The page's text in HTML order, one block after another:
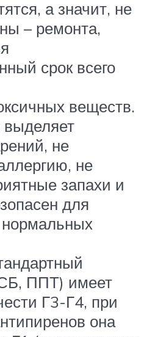
а значит, не
– ремонта,
срок всего
веществ.
выделяет
не
не
запахи и
для
ППТ) имеет
Г3-Г4, при
она